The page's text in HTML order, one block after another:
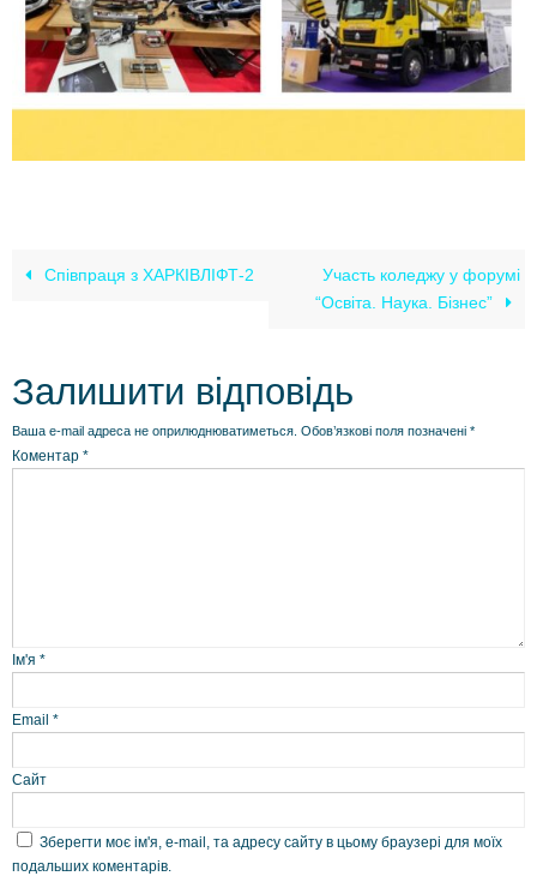
Співпраця з ХАРКІВЛІФТ-2
Участь коледжу у форумі
“Освіта. Наука. Бізнес”
Залишити відповідь
Ваша e-mail адреса не оприлюднюватиметься. Обов’язкові поля позначені *
Коментар *
Ім'я *
Email *
Сайт
Зберегти моє ім'я, e-mail, та адресу сайту в цьому браузері для моїх
подальших коментарів.